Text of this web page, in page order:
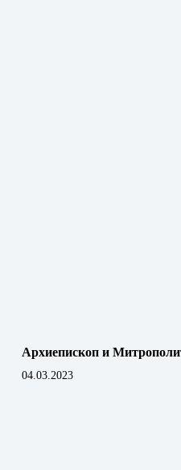
Архиепископ и
04.03.2023